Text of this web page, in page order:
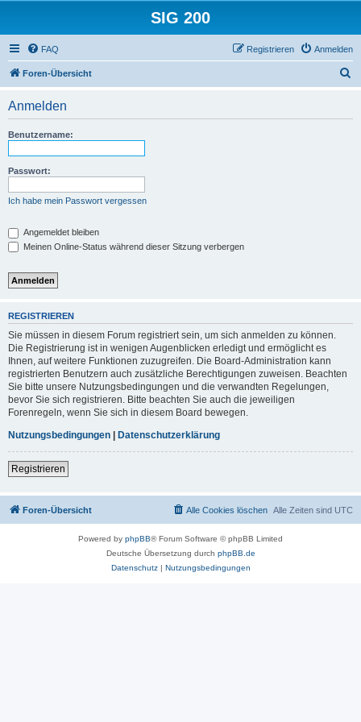
SIG 200
FAQ Anmelden
Registrieren
Foren-Übersicht
Anmelden
Benutzername:
Passwort:
Ich habe mein Passwort vergessen
Angemeldet bleiben
Meinen Online-Status während dieser Sitzung verbergen
REGISTRIEREN
Sie müssen in diesem Forum registriert sein, um sich anmelden zu können.
Die Registrierung ist in wenigen Augenblicken erledigt und ermöglicht es
Ihnen, auf weitere Funktionen zuzugreifen. Die Board-Administration kann
registrierten Benutzern auch zusätzliche Berechtigungen zuweisen. Beachten
Sie bitte unsere Nutzungsbedingungen und die verwandten Regelungen,
bevor Sie sich registrieren. Bitte beachten Sie auch die jeweiligen
Forenregeln, wenn Sie sich in diesem Board bewegen.
Nutzungsbedingungen | Datenschutzerklärung
Registrieren
Foren-Übersicht Alle Zeiten sind UTC
Alle Cookies löschen
Powered by phpBB® Forum Software © phpBB Limited
Deutsche Übersetzung durch phpBB.de
Datenschutz| Nutzungsbedingungen